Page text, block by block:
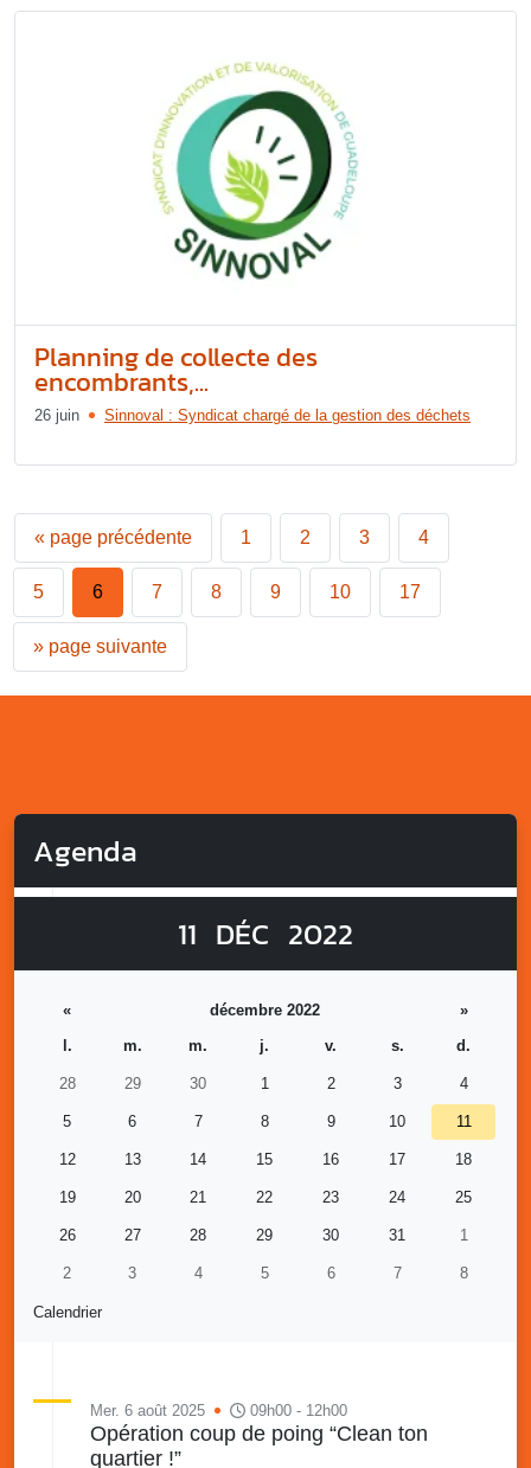
Planning de collecte des
encombrants,...
26 juin Sinnoval : Syndicat chargé de la gestion des déchets
« page précédente 1 2 3 4
5 6 7 8 9 10 17
» page suivante
Agenda
11 DÉC 2022
Calendrier
« décembre 2022
»
l.
m. m. j. v. s. d.
28 29 30 1 2 3 4
5 6 7 8 9 10 11
12 13 14 15 16 17 18
19 20 21 22 23 24 25
26 27 28 29 30 31 1
2 3 4 5 6 7 8
Mer. 6 août 2025 09h00 - 12h00
Opération coup de poing “Clean ton
quartier !”